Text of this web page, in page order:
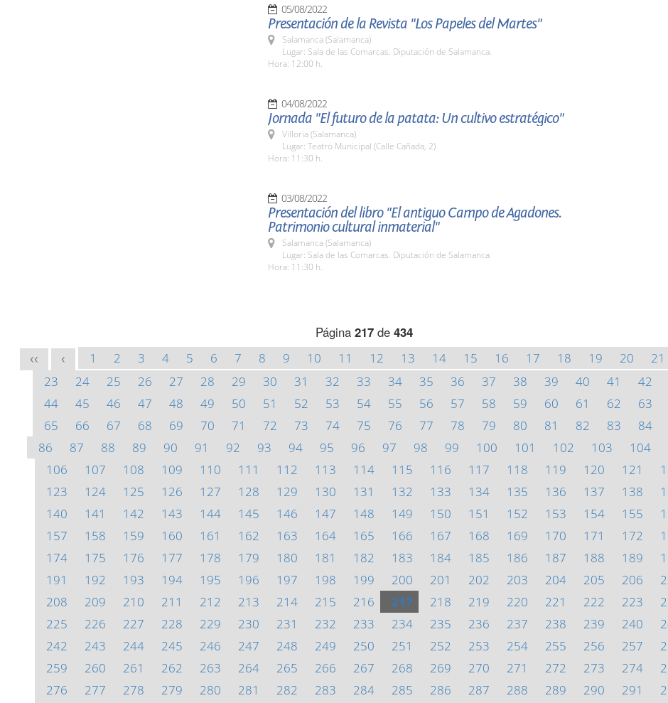
05/08/2022
Presentación de la Revista "Los Papeles del Martes"
Salamanca (Salamanca)
Lugar: Sala de las Comarcas. Diputación de Salamanca.
Hora: 12:00 h.
04/08/2022
Jornada "El futuro de la patata: Un cultivo estratégico"
Villoria (Salamanca)
Lugar: Teatro Municipal (Calle Cañada, 2)
Hora: 11:30 h.
03/08/2022
Presentación del libro "El antiguo Campo de Agadones.
Patrimonio cultural inmaterial"
Salamanca (Salamanca)
Lugar: Sala de las Comarcas. Diputación de Salamanca
Hora: 11:30 h.
Página 217de 434
<< < 1 2 3 4 5 6 7 8 9 10 11 12 13 14 15 16 17 18 19 20 21
23
24 25 26 27 28 29 30 31 32 33 34 35 36 37 38 39 40 41 42
44
45 46 47 48 49 50 51 52 53 54 55 56 57 58 59 60 61 62 63
65
66 67 68 69 70 71 72 73 74 75 76 77 78 79 80 81 82 83 84
86
87 88 89 90 91 92 93 94 95 96 97 98 99 100 101 102 103 104
106
107 108 109 110 111 112 113 114 115 116 117 118 119 120 121
123
124 125 126 127 128 129 130 131 132 133 134 135 136 137 138
140
141 142 143 144 145 146 147 148 149 150 151 152 153 154 155
157
158 159 160 161 162 163 164 165 166 167 168 169 170 171 172
174
175 176 177 178 179 180 181 182 183 184 185 186 187 188 189
191
192 193 194 195 196 197 198 199 200 201 202 203 204 205 206
208
209 210 211 212 213 214 215 216 217 218 219 220 221 222 223
225
226 227 228 229 230 231 232 233 234 235 236 237 238 239 240
242
243 244 245 246 247 248 249 250 251 252 253 254 255 256 257
259
260 261 262 263 264 265 266 267 268 269 270 271 272 273 274
276
277 278 279 280 281 282 283 284 285 286 287 288 289 290 291